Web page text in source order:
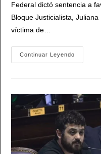
Federal dictó sentencia a
Bloque Justicialista,
víctima de…
Continuar Leyendo
Le
Dobla
El
Brazo
Al
Poder